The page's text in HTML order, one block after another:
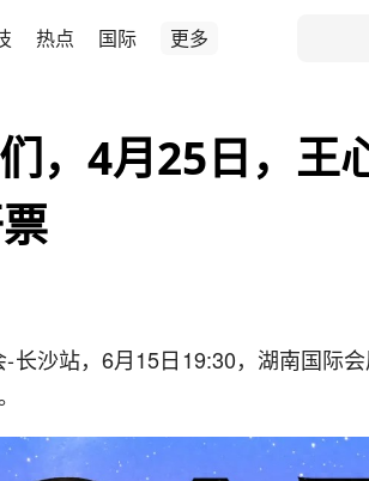
热点 国际 更多
，4月25日，王
沙站，6月15日19:30，湖南国际会